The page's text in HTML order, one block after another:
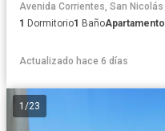
Avenida Corrientes, San Nicolás
1 Dormitorio1 BañoApartamento
Actualizado hace 6 días
1 /23